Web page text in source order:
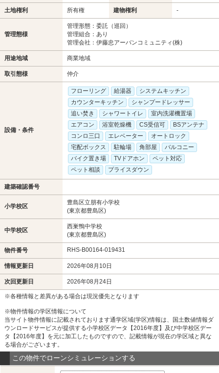
土地権利 所有権 建物権利 -
管理態様
管理形態：委託（巡回）
管理組合：あり
管理会社：伊藤忠アーバンコミュニティ(株)
用途地域 商業地域
取引態様 仲介
設備・条件
フローリング 給湯器
システムキッチン
カウンターキッチン
シャンプードレッサー
追い焚き
シャワートイレ
室内洗濯機置場
エアコン
浴室乾燥機 CS受信可
BSアンテナ
コンロ三口
エレベーター
オートロック
宅配ボックス
駐輪場 角部屋
バルコニー
バイク置き場
TVドアホン
ペット対応
ペット相談
プライスダウン
建築確認番号
小学校区
豊島区立朋有小学校
(東京都豊島区)
中学校区
西巣鴨中学校
(東京都豊島区)
物件番号 RHS-B00164-019431
情報更新日 2026年08月10日
次回更新日 2026年08月24日
※各種情報と差異がある場合は現況優先となります
※物件情報の学区情報について
当サイト物件情報に記載されております通学区域(学区)情報は、国土数値情報ダ
ウンロードサービスが提供する小学校区データ【2016年度】及び中学校区デー
タ【2016年度】を元に加工したものですので、記載情報が現在の学区域と異な
る場合がございます。
この物件でローンシミュレーションする